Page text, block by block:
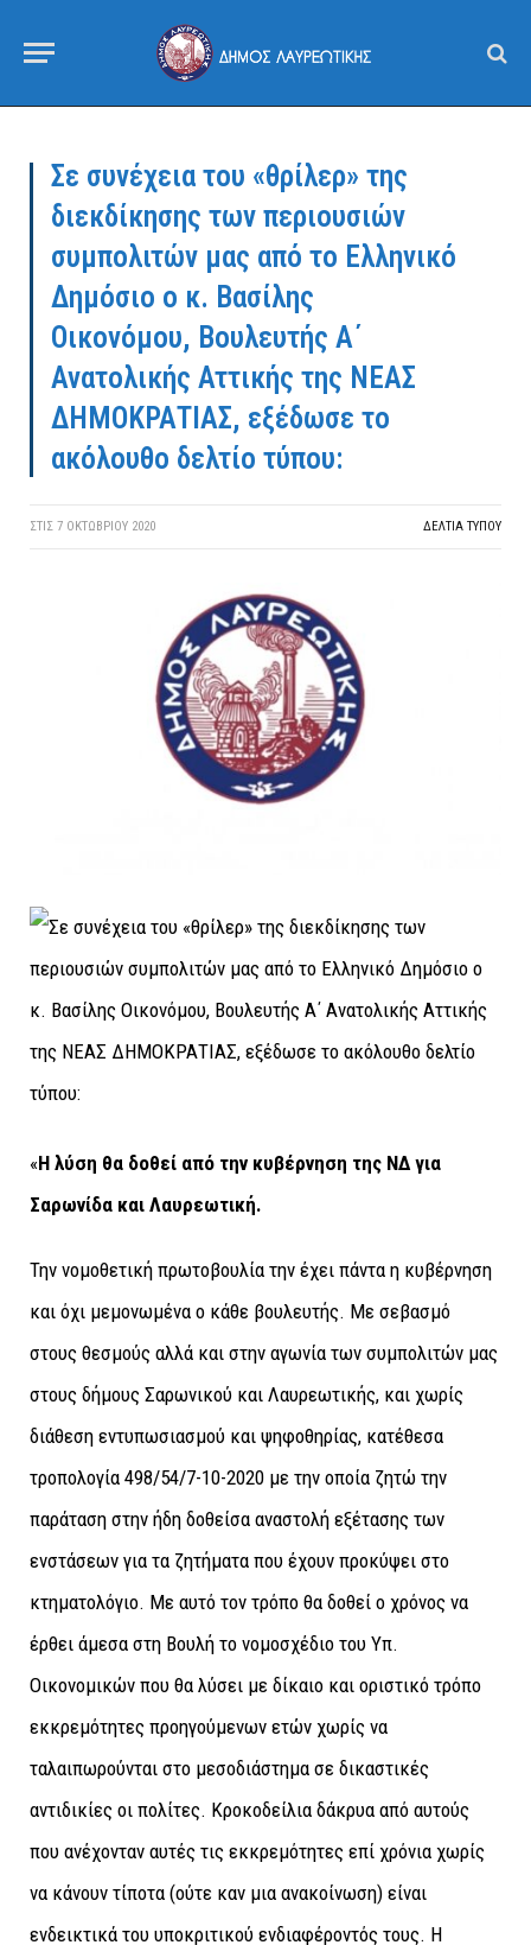
Σε συνέχεια του «θρίλερ» της
διεκδίκησης των περιουσιών
συμπολιτών μας από το Ελληνικό
Δημόσιο ο κ. Βασίλης
Οικονόμου, Βουλευτής Α΄
Ανατολικής Αττικής της ΝΕΑΣ
ΔΗΜΟΚΡΑΤΙΑΣ, εξέδωσε το
ακόλουθο δελτίο τύπου:
ΣΤΙΣ 7 ΟΚΤΩΒΡΊΟΥ 2020 ΔΕΛΤΙΑ ΤΥΠΟΥ
«Η λύση θα δοθεί από την κυβέρνηση της ΝΔ για
Σαρωνίδα και Λαυρεωτική.
Την νομοθετική πρωτοβουλία την έχει πάντα η κυβέρνηση
και όχι μεμονωμένα ο κάθε βουλευτής. Με σεβασμό
στους θεσμούς αλλά και στην αγωνία των συμπολιτών μας
στους δήμους Σαρωνικού και Λαυρεωτικής, και χωρίς
διάθεση εντυπωσιασμού και ψηφοθηρίας, κατέθεσα
τροπολογία 498/54/7-10-2020 με την οποία ζητώ την
παράταση στην ήδη δοθείσα αναστολή εξέτασης των
ενστάσεων για τα ζητήματα που έχουν προκύψει στο
κτηματολόγιο. Με αυτό τον τρόπο θα δοθεί ο χρόνος να
έρθει άμεσα στη Βουλή το νομοσχέδιο του Υπ.
Οικονομικών που θα λύσει με δίκαιο και οριστικό τρόπο
εκκρεμότητες προηγούμενων ετών χωρίς να
ταλαιπωρούνται στο μεσοδιάστημα σε δικαστικές
αντιδικίες οι πολίτες. Κροκοδείλια δάκρυα από αυτούς
που ανέχονταν αυτές τις εκκρεμότητες επί χρόνια χωρίς
να κάνουν τίποτα (oύτε καν μια ανακοίνωση) είναι
ενδεικτικά του υποκριτικού ενδιαφέροντός τους. Η